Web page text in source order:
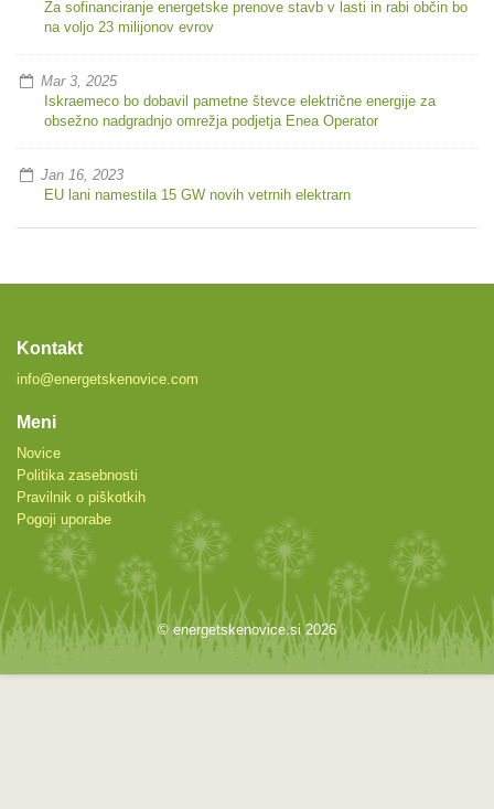
Za sofinanciranje energetske prenove stavb v lasti in rabi občin bo
na voljo 23 milijonov evrov
Mar 3, 2025
Iskraemeco bo dobavil pametne števce električne energije za
obsežno nadgradnjo omrežja podjetja Enea Operator
Jan 16, 2023
EU lani namestila 15 GW novih vetrnih elektrarn
Kontakt
info@energetskenovice.com
Meni
Novice
Politika zasebnosti
Pravilnik o piškotkih
Pogoji uporabe
© energetskenovice.si 2026